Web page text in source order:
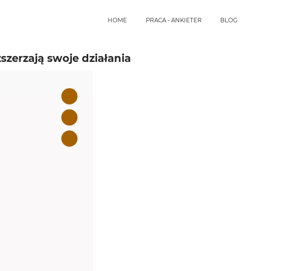
HOME PRACA - ANKIETER BLOG
swoje działania